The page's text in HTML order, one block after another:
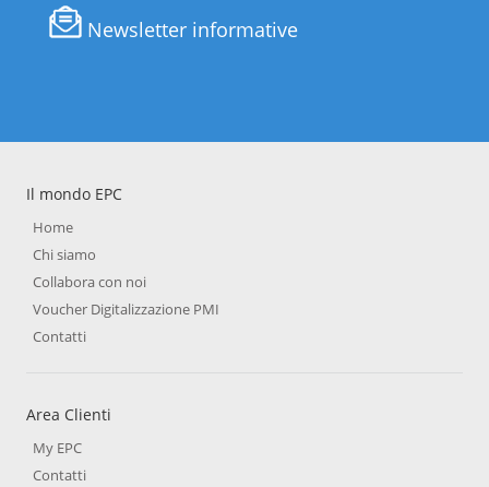
Newsletter informative
Il mondo EPC
Home
Chi siamo
Collabora con noi
Voucher Digitalizzazione PMI
Contatti
Area Clienti
My EPC
Contatti